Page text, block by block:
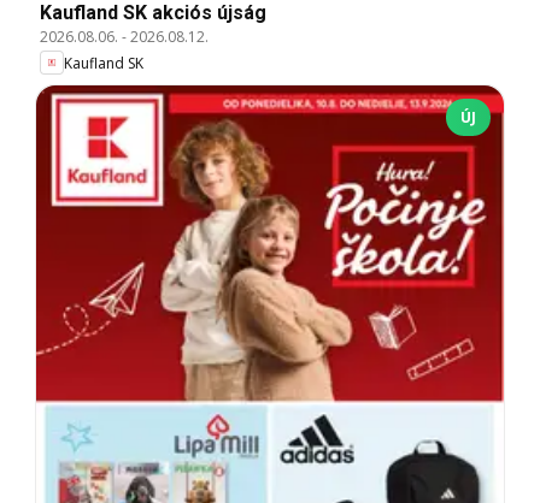
Kaufland SK akciós újság
2026.08.06. -2026.08.12.
Kaufland SK
ÚJ